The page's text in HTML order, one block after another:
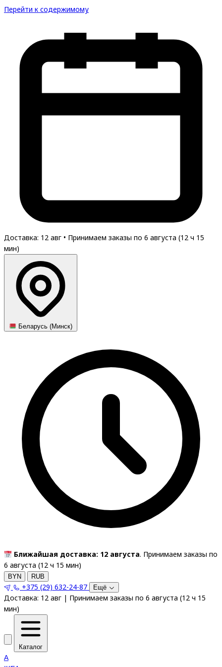
Перейти к содержимому
Доставка: 12 авг • Принимаем заказы по 6 августа (12 ч 15
мин)
Беларусь (Минск)
Ближайшая доставка: 12 августа. Принимаем заказы по
6 августа (12 ч 15 мин)
BYN RUB
+375 (29) 632-24-87 Ещё
Доставка: 12 авг | Принимаем заказы по 6 августа (12 ч 15
мин)
Каталог
A